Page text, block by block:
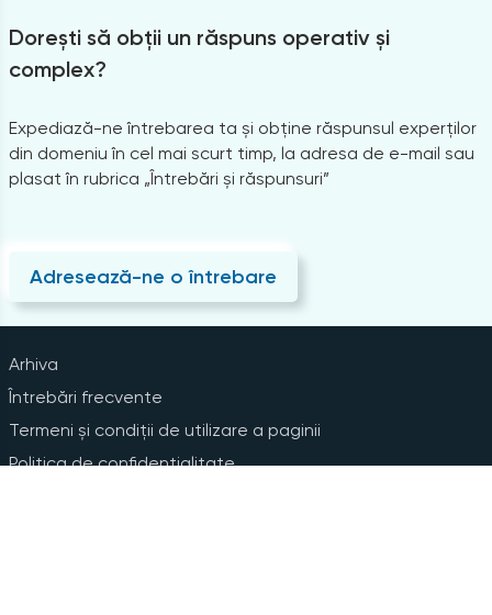
Dorești să obții un răspuns operativ și
complex?
Expediază-ne întrebarea ta și obține răspunsul experților
din domeniu în cel mai scurt timp, la adresa de e-mail sau
plasat în rubrica „Întrebări și răspunsuri”
Adresează-ne o întrebare
Arhiva
Întrebări frecvente
Termeni și condiții de utilizare a paginii
Politica de confidențialitate